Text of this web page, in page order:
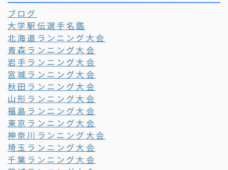
ブログ
大学駅伝選手名鑑
北海道ランニング大会
青森ランニング大会
岩手ランニング大会
宮城ランニング大会
秋田ランニング大会
山形ランニング大会
福島ランニング大会
東京ランニング大会
神奈川ランニング大会
埼玉ランニング大会
千葉ランニング大会